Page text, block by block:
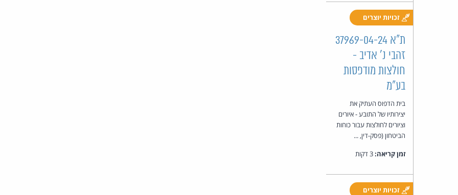
זכויות יוצרים
ת"א 37969-04-24
זהבי נ' אדיב -
חולצות מודפסות
בע"מ
בית הדפוס העתיק את
יצירותיו של התובע - איורים
וציורים לחולצות עבור כוחות
הביטחון (פסק-דין, ...
זמן קריאה:
זכויות יוצרים